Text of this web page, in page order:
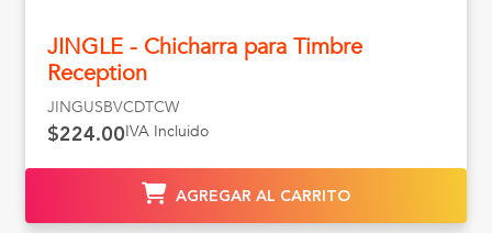
JINGLE - Chicharra para Timbre
Reception
JINGUSBVCDTCW
$224.00IVA Incluido
AGREGAR AL CARRITO